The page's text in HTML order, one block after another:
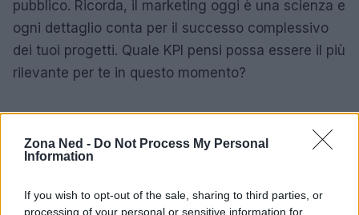
Zona Ned - Do Not Process My Personal
Information
If you wish to opt-out of the sale, sharing to third parties, or
processing of your personal or sensitive information for
pubblico. Ricorda, il marketing oggi è una scienza e
ogni dettaglio conta per il successo complessivo
dei tuoi progetti. Quale KPI pensi possa essere il più
rilevante per te in questo momento?
AUTORE
Staff